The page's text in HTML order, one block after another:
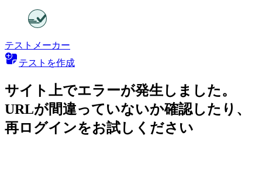
テストメーカー
テストを作成
サイト上でエラーが発生しました。
URLが間違っていないか確認したり、
再ログインをお試しください